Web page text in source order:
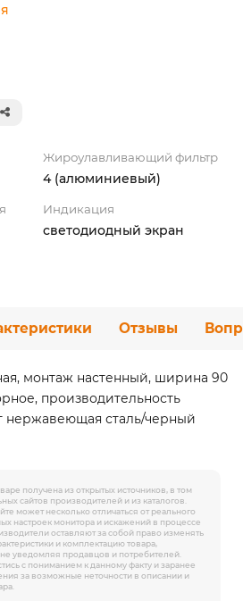
Жироулавливающий фильтр
4 (алюминиевый)
Индикация
светодиодный экран
Отзывы
монтаж настенный, ширина 90
производительность
нержавеющая сталь/черный
получена из открытых источников, в том
сайтов производителей и из каталогов.
может несколько отличаться от реального
настроек монитора и искажений в процессе
оставляют за собой право изменять
и комплектацию товара,
уведомляя продавцов и потребителей.
с пониманием к данному факту и заранее
за возможные неточности в описании и